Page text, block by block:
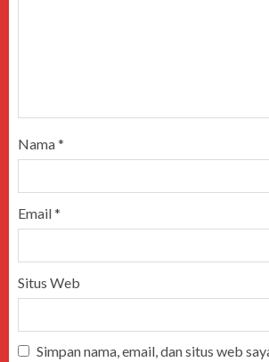
Nama*
Email*
Situs Web
Simpan nama, email, dan situs web